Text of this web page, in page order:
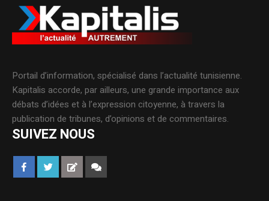
Portail d’information, spécialisé dans l’actualité tunisienne.
Kapitalis accorde, par ailleurs, une grande importance aux
débats d’idées et à l’expression citoyenne, à travers la
publication de tribunes, d’opinions et de commentaires.
SUIVEZ NOUS